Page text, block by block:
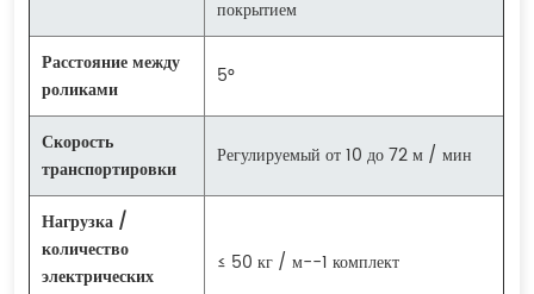
покрытием
Расстояние между
роликами
5°
Скорость
транспортировки
Регулируемый от 10 до 72 м / мин
Нагрузка /
количество
электрических
≤ 50 кг / м--1 комплект